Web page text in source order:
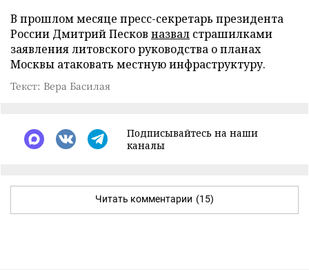
В прошлом месяце пресс-секретарь президента
России Дмитрий Песков назвал страшилками
заявления литовского руководства о планах
Москвы атаковать местную инфраструктуру.
Текст: Вера Басилая
Подписывайтесь на наши
каналы
Читать комментарии (15)